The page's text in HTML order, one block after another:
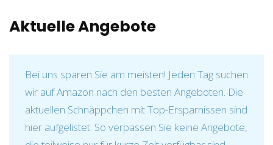
Aktuelle Angebote
Bei uns sparen Sie am meisten! Jeden Tag suchen
wir auf Amazon nach den besten Angeboten. Die
aktuellen Schnäppchen mit Top-Ersparnissen sind
hier aufgelistet. So verpassen Sie keine Angebote,